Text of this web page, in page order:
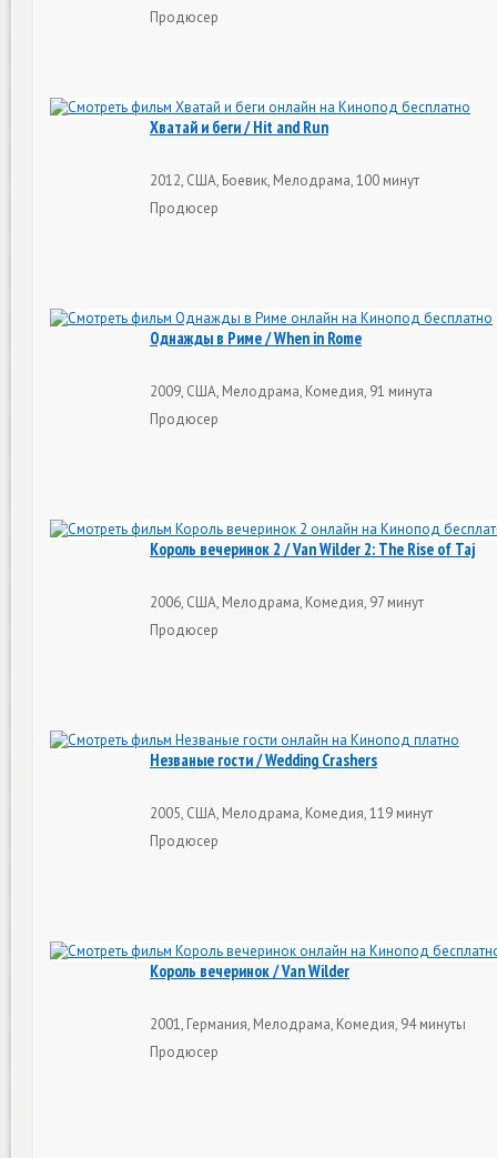
Продюсер
Хватай и беги / Hit and Run
2012, США, Боевик, Мелодрама, 100 минут
Продюсер
Однажды в Риме / When in Rome
2009, США, Мелодрама, Комедия, 91 минута
Продюсер
Король вечеринок 2 / Van Wilder 2: The Rise of Taj
2006, США, Мелодрама, Комедия, 97 минут
Продюсер
Незваные гости / Wedding Crashers
2005, США, Мелодрама, Комедия, 119 минут
Продюсер
Король вечеринок / Van Wilder
2001, Германия, Мелодрама, Комедия, 94 минуты
Продюсер